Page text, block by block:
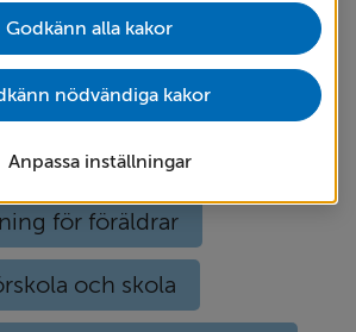
Godkänn alla kakor
nödvändiga kakor
Anpassa inställningar
dig att utvecklas och nå
utifrån dina
för föräldrar
och skola